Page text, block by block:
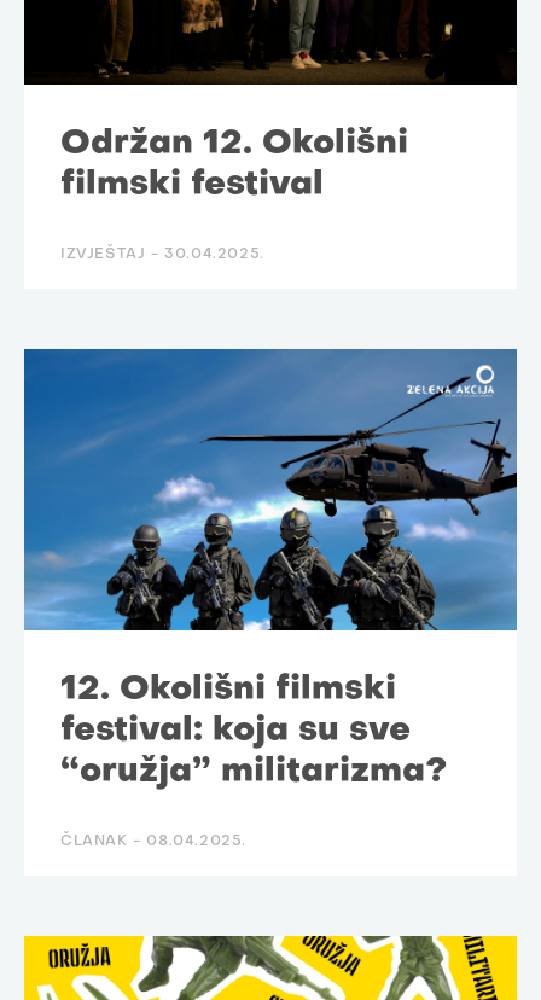
Održan 12. Okolišni
filmski festival
IZVJEŠTAJ -30.04.2025.
12. Okolišni filmski
festival: koja su sve
“oružja” militarizma?
ČLANAK - 08.04.2025.